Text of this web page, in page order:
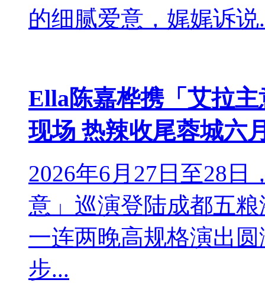
的细腻爱意，娓娓诉说
Ella陈嘉桦携「艾拉
现场 热辣收尾蓉城六
2026年6月27日至28日
意」巡演登陆成都五
一连两晚高规格演出
步...